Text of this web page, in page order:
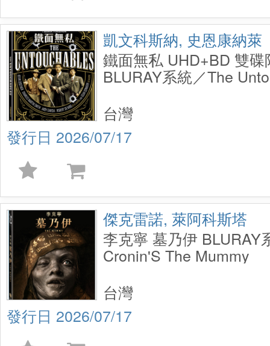
凱文科斯納, 史恩康納萊
鐵面無私 UHD+BD 雙碟
BLURAY系統／The
2026/07/17
台灣
傑克雷諾, 萊阿科斯塔
李克寧 墓乃伊 BLURAY
Cronin'S The Mummy
2026/07/17
台灣